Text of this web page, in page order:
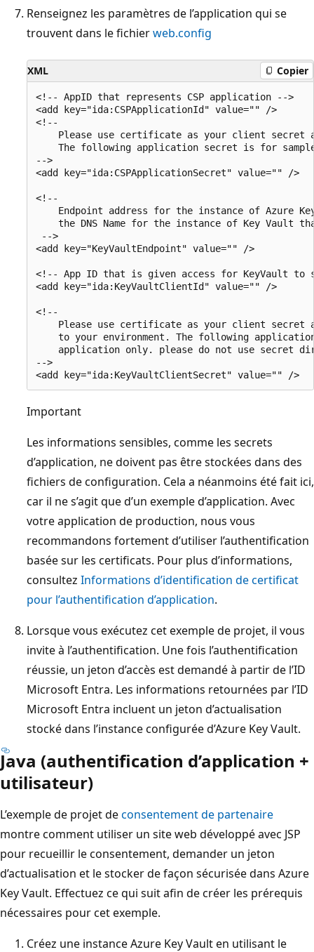
Renseignez les paramètres de l’application qui se
trouvent dans le fichierweb.config
XML Copier
<!-- AppID that represents CSP application -->
<add key="ida:CSPApplicationId" value="" />
<!--
Please use certificate as your client secret
The following application secret is for
-->
<add key="ida:CSPApplicationSecret" value="" />
<!--
Endpoint address for the instance of Azure
the DNS Name for the instance of Key Vault
-->
<add key="KeyVaultEndpoint" value="" />
<!-- App ID that is given access for KeyVault to
<add key="ida:KeyVaultClientId" value="" />
<!--
Please use certificate as your client secret
to your environment. The following
application only. please do not use secret
-->
Important
Les informations sensibles, comme les secrets
d’application, ne doivent pas être stockées dans des
fichiers de configuration. Cela a néanmoins été fait ici,
car il ne s’agit que d’un exemple d’application. Avec
votre application de production, nous vous
recommandons fortement d’utiliser l’authentification
basée sur les certificats. Pour plus d’informations,
consultez Informations d’identification de certificat
pour l’authentification d’application.
Lorsque vous exécutez cet exemple de projet, il vous
invite à l’authentification. Une fois l’authentification
réussie, un jeton d’accès est demandé à partir de l’ID
Microsoft Entra. Les informations retournées par l’ID
Microsoft Entra incluent un jeton d’actualisation
stocké dans l’instance configurée d’Azure Key Vault.
Java (authentification d’application +
utilisateur)
L’exemple de projet deconsentement de partenaire
montre comment utiliser un site web développé avec JSP
pour recueillir le consentement, demander un jeton
d’actualisation et le stocker de façon sécurisée dans Azure
Key Vault. Effectuez ce qui suit afin de créer les prérequis
nécessaires pour cet exemple.
Créez une instance Azure Key Vault en utilisant le